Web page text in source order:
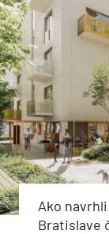
Ako
Bratislave